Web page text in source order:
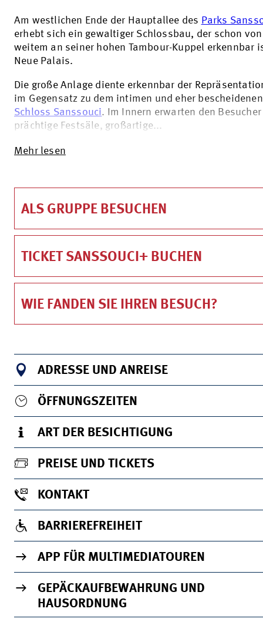
Am westlichen Ende der Hauptallee des Parks
erhebt sich ein gewaltiger Schlossbau, der schon von
weitem an seiner hohen Tambour-Kuppel erkennbar
Neue Palais.
Die große Anlage diente erkennbar der
im Gegensatz zu dem intimen und eher bescheidenen
Schloss Sanssouci. Im Innern erwarten den Besucher
prächtige Festsäle, großartige...
Mehr lesen
ALS GRUPPE BESUCHEN
TICKET SANSSOUCI+ BUCHEN
WIE FANDEN SIE IHREN BESUCH?
ADRESSE UND ANREISE
ÖFFNUNGSZEITEN
ART DER BESICHTIGUNG
PREISE UND TICKETS
KONTAKT
BARRIEREFREIHEIT
APP FÜR MULTIMEDIATOUREN
GEPÄCKAUFBEWAHRUNG UND
HAUSORDNUNG